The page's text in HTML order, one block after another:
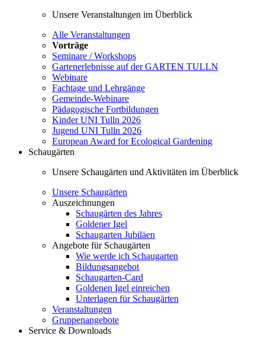
Unsere Veranstaltungen im Überblick
Alle Veranstaltungen
Vorträge
Seminare / Workshops
Gartenerlebnisse auf der GARTEN TULLN
Webinare
Fachtage und Lehrgänge
Gemeinde-Webinare
Pädagogische Fortbildungen
Kinder UNI Tulln 2026
Jugend UNI Tulln 2026
European Award for Ecological Gardening
Schaugärten
Unsere Schaugärten und Aktivitäten im Überblick
Unsere Schaugärten
Auszeichnungen
Schaugärten des Jahres
Goldener Igel
Schaugarten Jubiläen
Angebote für Schaugärten
Wie werde ich Schaugarten
Bildungsangebot
Schaugarten-Card
Goldenen Igel einreichen
Unterlagen für Schaugärten
Veranstaltungen
Gruppenangebote
Service & Downloads